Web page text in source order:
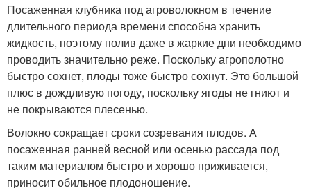
Посаженная клубника под агроволокном в течение
длительного периода времени способна хранить
жидкость, поэтому полив даже в жаркие дни необходимо
проводить значительно реже. Поскольку агрополотно
быстро сохнет, плоды тоже быстро сохнут. Это большой
плюс в дождливую погоду, поскольку ягоды не гниют и
не покрываются плесенью.
Волокно сокращает сроки созревания плодов. А
посаженная ранней весной или осенью рассада под
таким материалом быстро и хорошо приживается,
приносит обильное плодоношение.